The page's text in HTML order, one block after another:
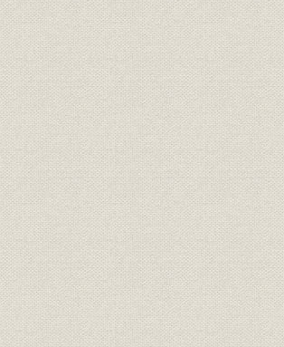
第三節 大阪工場の増設
第四節 香春工場の新設
付・香春製鋼所の付設
第三章 同業各社の合併
第一節 (旧)日本セメント
第二節 土佐セメント
第三節 日東セメント
第四節 東亜セメント
第四章 朝鮮・満州へ進出(その一)
第一節 満州進出と大同洋灰股份有限公司